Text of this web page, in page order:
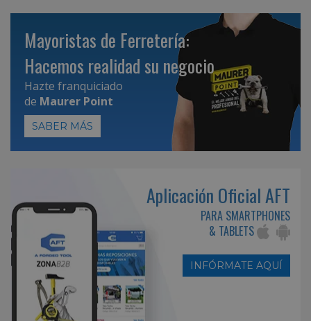
Mayoristas de Ferretería:
Hacemos realidad su negocio
Hazte franquiciado
de Maurer Point
SABER MÁS
Aplicación Oficial AFT
PARA SMARTPHONES
& TABLETS
INFÓRMATE AQUÍ